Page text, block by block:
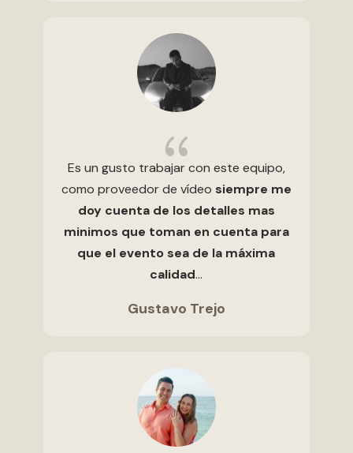
{
Es un gusto trabajar con este equipo,
como proveedor de vídeo siempre me
doy cuenta de los detalles mas
minimos que toman en cuenta para
que el evento sea de la máxima
calidad…
Gustavo Trejo